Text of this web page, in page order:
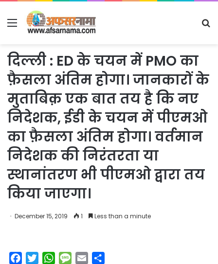
Menu
दिल्ली : ED के चयन में PMO का
फ़ैसला अंतिम होगा। जानकारों के
मुताबिक़ एक बात तय है कि नए
निदेशक, ईडी के चयन में पीएमओ
का फ़ैसला अंतिम होगा। वर्तमान
निदेशक की निरंतरता या
स्थानांतरण भी पीएमओ द्वारा तय
किया जाएगा।
December 15, 2019 1 Less than a minute
W
M